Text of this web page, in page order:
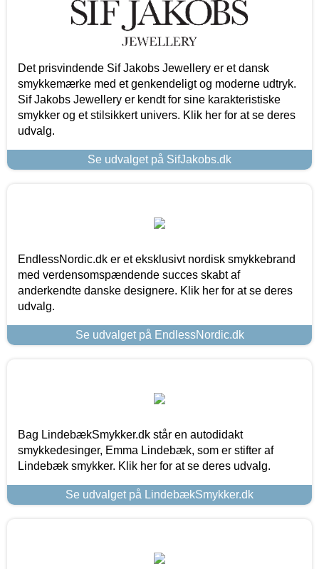
Det prisvindende Sif Jakobs Jewellery er et dansk
smykkemærke med et genkendeligt og moderne udtryk.
Sif Jakobs Jewellery er kendt for sine karakteristiske
smykker og et stilsikkert univers. Klik her for at se deres
udvalg.
Se udvalget på SifJakobs.dk
EndlessNordic.dk er et eksklusivt nordisk smykkebrand
med verdensomspændende succes skabt af
anderkendte danske designere. Klik her for at se deres
udvalg.
Se udvalget på EndlessNordic.dk
Bag LindebækSmykker.dk står en autodidakt
smykkedesinger, Emma Lindebæk, som er stifter af
Lindebæk smykker. Klik her for at se deres udvalg.
Se udvalget på LindebækSmykker.dk